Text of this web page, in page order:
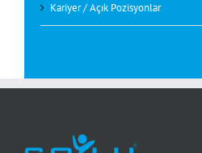
Kariyer / Açık Pozisyonlar